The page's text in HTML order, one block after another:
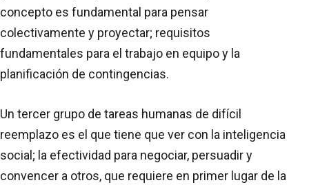
concepto es fundamental para pensar
colectivamente y proyectar; requisitos
fundamentales para el trabajo en equipo y la
planificación de contingencias.
Un tercer grupo de tareas humanas de difícil
reemplazo es el que tiene que ver con la inteligencia
social; la efectividad para negociar, persuadir y
convencer a otros, que requiere en primer lugar de la